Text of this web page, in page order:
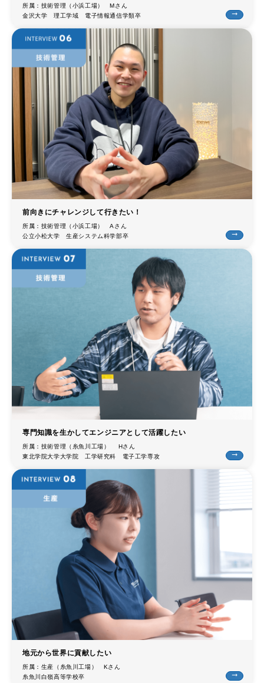
所属：技術管理（小浜工場） Mさん
金沢大学 理工学域 電子情報通信学類卒
trending_flat
前向きにチャレンジして行きたい！
所属：技術管理（小浜工場） Aさん
公立小松大学 生産システム科学部卒
trending_flat
専門知識を生かしてエンジニアとして活躍したい
所属：技術管理（糸魚川工場） Hさん
東北学院大学大学院 工学研究科 電子工学専攻
trending_flat
地元から世界に貢献したい
所属：生産（糸魚川工場） Kさん
糸魚川白嶺高等学校卒
trending_flat